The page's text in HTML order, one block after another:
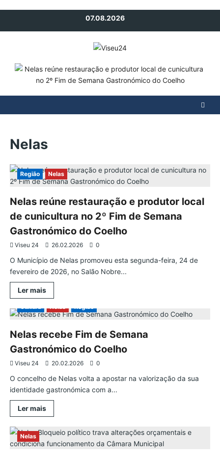
07.08.2026
Nelas
Região Nelas
Nelas reúne restauração e produtor local
de cunicultura no 2º Fim de Semana
Gastronómico do Coelho
Viseu 24 26.02.2026 0
O Município de Nelas promoveu esta segunda-feira, 24 de
fevereiro de 2026, no Salão Nobre...
Ler maisLeia
mais
Nelas
reúne
e
produtor
local
de
no
Fim
Semana
Gastronómico
Coelho
Nelas recebe Fim de Semana
Gastronómico do Coelho
Viseu 24 20.02.2026 0
O concelho de Nelas volta a apostar na valorização da sua
identidade gastronómica com a...
Ler maisLeia
mais
Nelas
recebe
Fim
de
Nelas